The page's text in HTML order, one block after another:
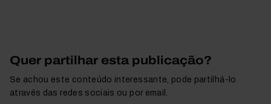
Quer partilhar esta publicação?
Se achou este conteúdo interessante, pode partilhá-lo
através das redes sociais ou por email.